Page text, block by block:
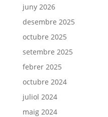
juny 2026
desembre 2025
octubre 2025
setembre 2025
febrer 2025
octubre 2024
juliol 2024
maig 2024